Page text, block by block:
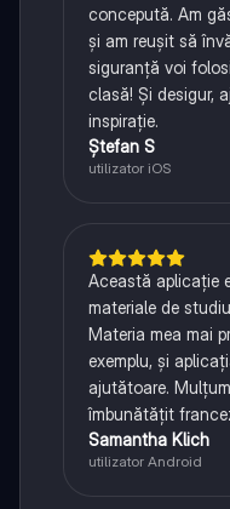
concepută. Am
și am reușit să
siguranță voi
clasă! Și desigur,
inspirație.
Ștefan S
utilizator iOS
Această aplicație
materiale de
Materia mea mai
exemplu, și
ajutătoare.
îmbunătățit
Samantha Klich
utilizator Android